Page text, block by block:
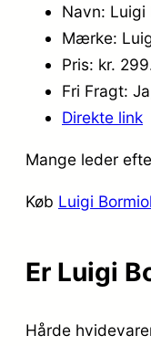
Navn: Luigi
Mærke:
Pris: kr.
Fri Fragt:
Direkte link
Mange leder
Køb Luigi
Er Luigi
Hårde